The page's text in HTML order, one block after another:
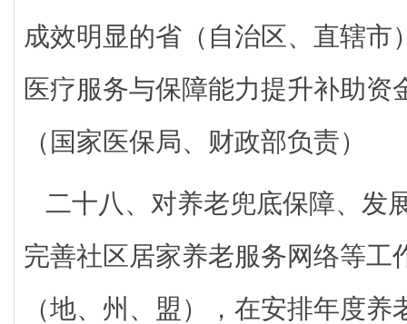
成效明显的省（自治区、直辖市
医疗服务与保障能力提升补助资
（国家医保局、财政部负责）
二十八、对养老兜底保障、发
完善社区居家养老服务网络等工
（地、州、盟），在安排年度